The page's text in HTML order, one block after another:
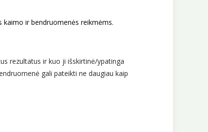
ir bendruomenės reikmėms.
rezultatus ir kuo ji išskirtinė/ypatinga
gali pateikti ne daugiau kaip